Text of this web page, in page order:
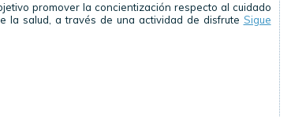
promover la concientización respecto al cuidado
la salud, a través de una actividad de disfrute Sigue